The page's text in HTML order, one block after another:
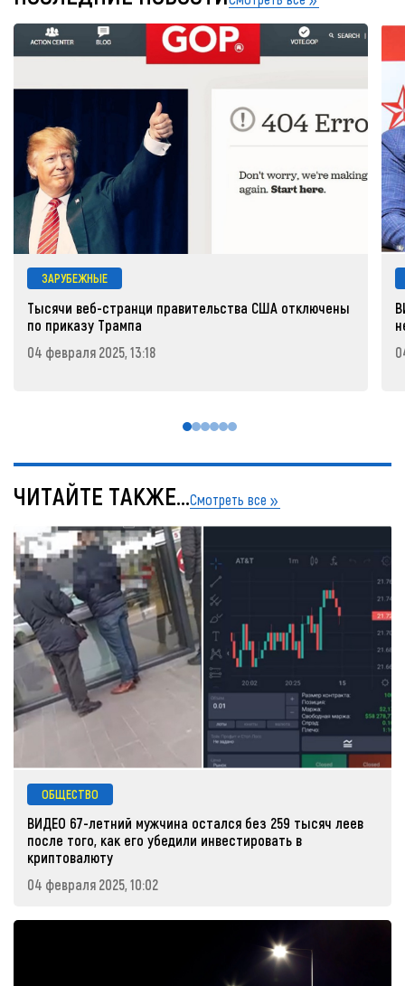
ЗАРУБЕЖНЫЕ
Тысячи веб-странци правительства США отключены
по приказу Трампа
04 февраля 2025, 13:18
ЧИТАЙТЕ ТАКЖЕ...Смотреть все
ОБЩЕСТВО
ВИДЕО 67-летний мужчина остался без 259 тысяч леев
после того, как его убедили инвестировать в
криптовалюту
04 февраля 2025, 10:02